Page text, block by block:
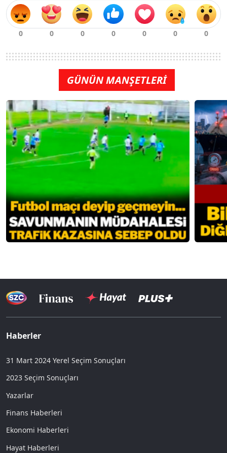
GÜNÜN MANŞETLERİ
Haberler
31 Mart 2024 Yerel Seçim Sonuçları
2023 Seçim Sonuçları
Yazarlar
Finans Haberleri
Ekonomi Haberleri
Hayat Haberleri